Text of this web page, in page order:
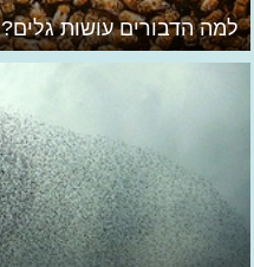
למה הדבורים עושות גלים?